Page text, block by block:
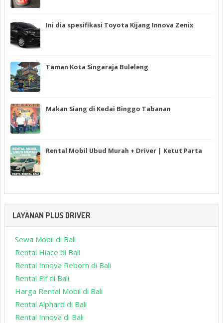
Ini dia spesifikasi Toyota Kijang Innova Zenix
Taman Kota Singaraja Buleleng
Makan Siang di Kedai Binggo Tabanan
Rental Mobil Ubud Murah + Driver | Ketut Parta
LAYANAN PLUS DRIVER
Sewa Mobil di Bali
Rental Hiace di Bali
Rental Innova Reborn di Bali
Rental Elf di Bali
Harga Rental Mobil di Bali
Rental Alphard di Bali
Rental Innova di Bali